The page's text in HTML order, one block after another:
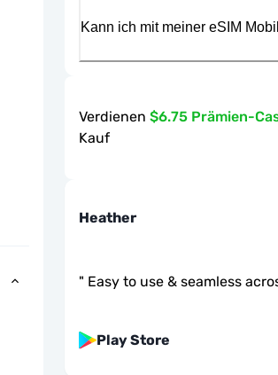
Kann ich mit meiner eSIM
Verdienen $6.75 Prämien-
Kauf
Heather
" Easy to use & seamless
Play Store